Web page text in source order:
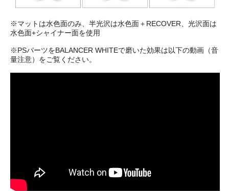
※マットは水色面のみ、半光沢は水色面＋RECOVER、光沢面は
水色面+シャイナー面を使用
※PSパーツをBALANCER WHITEで磨いた効果は以下の動画（音
量注意）をご覧ください。